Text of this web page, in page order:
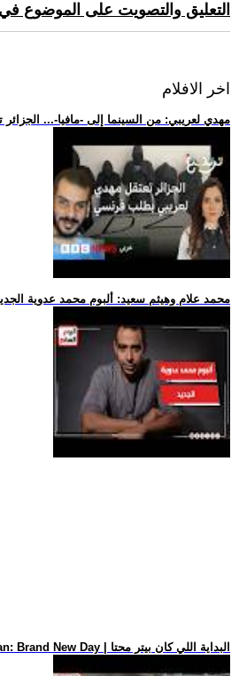
التعليق والتصويت على الموضوع
اخر الافلام
.. مهدي لعريبي: من السينما إلى -مافيا-...
.. محمد علام وهيثم سعيد: ألبوم محمد عدوية
.. فيلم Spider-Man: Brand New Day | البداية اللي كان بيتر محتا